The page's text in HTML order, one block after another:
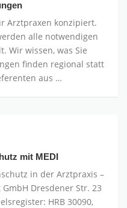
Arztpraxen konzipiert.
alle notwendigen
Wir wissen, was Sie
finden regional statt
aus …
mit MEDI
in der Arztpraxis –
GmbH Dresdener Str. 23
HRB 30090,